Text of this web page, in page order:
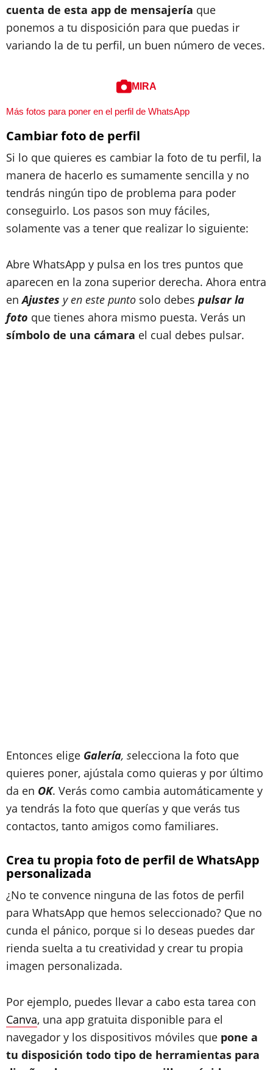
cuenta de esta app de mensajería que
ponemos a tu disposición para que puedas ir
variando la de tu perfil, un buen número de veces.
MIRA
Más fotos para poner en el perfil de WhatsApp
Cambiar foto de perfil
Si lo que quieres es cambiar la foto de tu perfil, la
manera de hacerlo es sumamente sencilla y no
tendrás ningún tipo de problema para poder
conseguirlo. Los pasos son muy fáciles,
solamente vas a tener que realizar lo siguiente:
Abre WhatsApp y pulsa en los tres puntos que
aparecen en la zona superior derecha. Ahora entra
enAjustes y en este punto solo debes pulsar la
foto que tienes ahora mismo puesta. Verás un
símbolo de una cámara el cual debes pulsar.
Entonces elige Galería, selecciona la foto que
quieres poner, ajústala como quieras y por último
da en OK. Verás como cambia automáticamente y
ya tendrás la foto que querías y que verás tus
contactos, tanto amigos como familiares.
Crea tu propia foto de perfil de WhatsApp
personalizada
¿No te convence ninguna de las fotos de perfil
para WhatsApp que hemos seleccionado? Que no
cunda el pánico, porque si lo deseas puedes dar
rienda suelta a tu creatividad y crear tu propia
imagen personalizada.
Por ejemplo, puedes llevar a cabo esta tarea con
Canva, una app gratuita disponible para el
navegador y los dispositivos móviles que pone a
tu disposición todo tipo de herramientas para